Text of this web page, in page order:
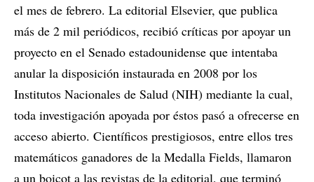
el mes de febrero. La editorial Elsevier, que publica
más de 2 mil periódicos, recibió críticas por apoyar un
proyecto en el Senado estadounidense que intentaba
anular la disposición instaurada en 2008 por los
Institutos Nacionales de Salud (NIH) mediante la cual,
toda investigación apoyada por éstos pasó a ofrecerse en
acceso abierto. Científicos prestigiosos, entre ellos tres
matemáticos ganadores de la Medalla Fields, llamaron
a un boicot a las revistas de la editorial, que terminó